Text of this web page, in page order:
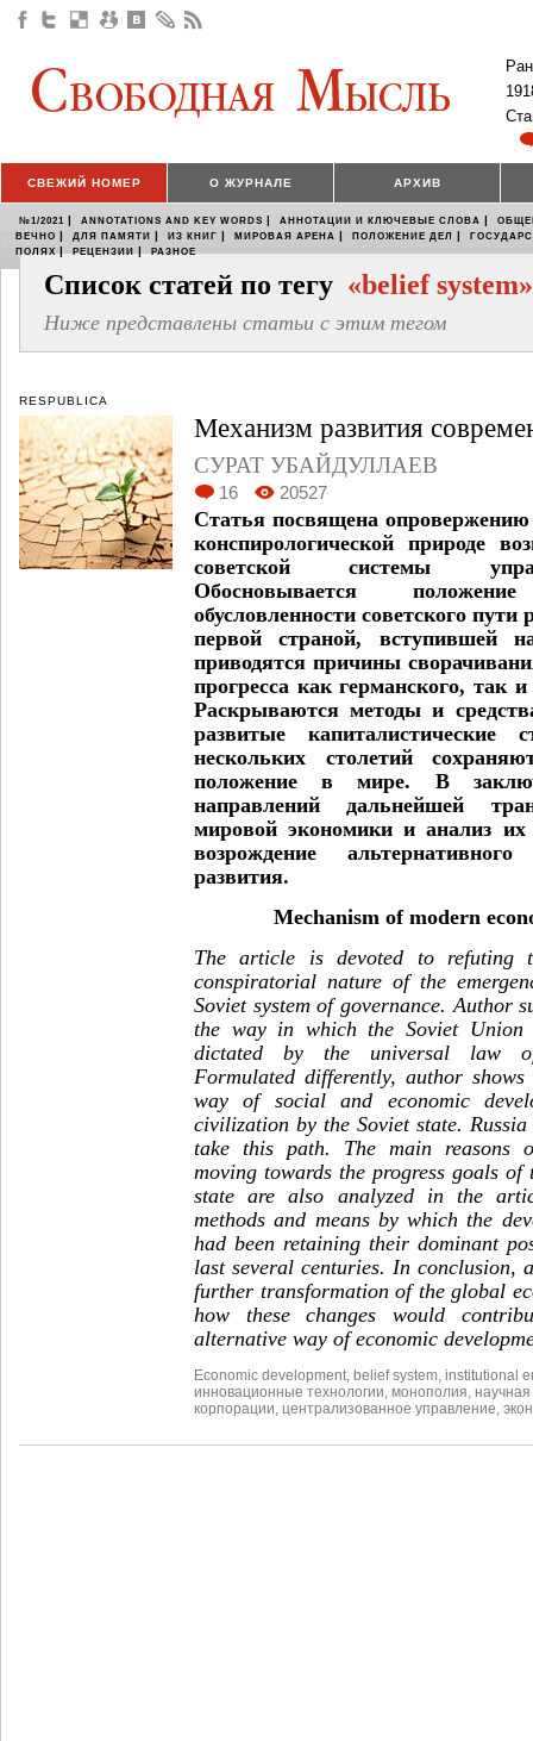
СВЕЖИЙ НОМЕР О ЖУРНАЛЕ АРХИВ
№1/2021 | ANNOTATIONS AND KEY WORDS | АННОТАЦИИ И КЛЮЧЕВЫЕ СЛОВА |
ВЕЧНО | ДЛЯ ПАМЯТИ | ИЗ КНИГ | МИРОВАЯ АРЕНА | ПОЛОЖЕНИЕ ДЕЛ |
ПОЛЯХ | РЕЦЕНЗИИ | РАЗНОЕ
Список статей по тегу «belief system»
Ниже представлены статьи с этим тегом
RESPUBLICA
Механизм развития
СУРАТ УБАЙДУЛЛАЕВ
16 20527
Статья посвящена
конспирологической природе
советской системы
Обосновывается
обусловленности советского
первой страной, вступившей
приводятся причины
прогресса как германского, так
Раскрываются методы и
развитые капиталистические
нескольких столетий
положение в мире. В
направлений дальнейшей
мировой экономики и анализ
возрождение
развития.
Mechanism of modern
The article is devoted to refuting
conspiratorial nature of the
Soviet system of governance. Author
the way in which the Soviet Union
dictated by the universal law of
Formulated differently, author
way of social and economic
civilization by the Soviet state.
take this path. The main reasons
moving towards the progress goals
state are also analyzed in the
methods and means by which the
had been retaining their dominant
last several centuries. In conclusion,
further transformation of the global
how these changes would
alternative way of economic
Economic development belief system institutional
инновационные технологии монополия
корпорации централизованное управление